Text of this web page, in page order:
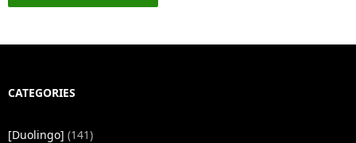
CATEGORIES
[Duolingo] (141)